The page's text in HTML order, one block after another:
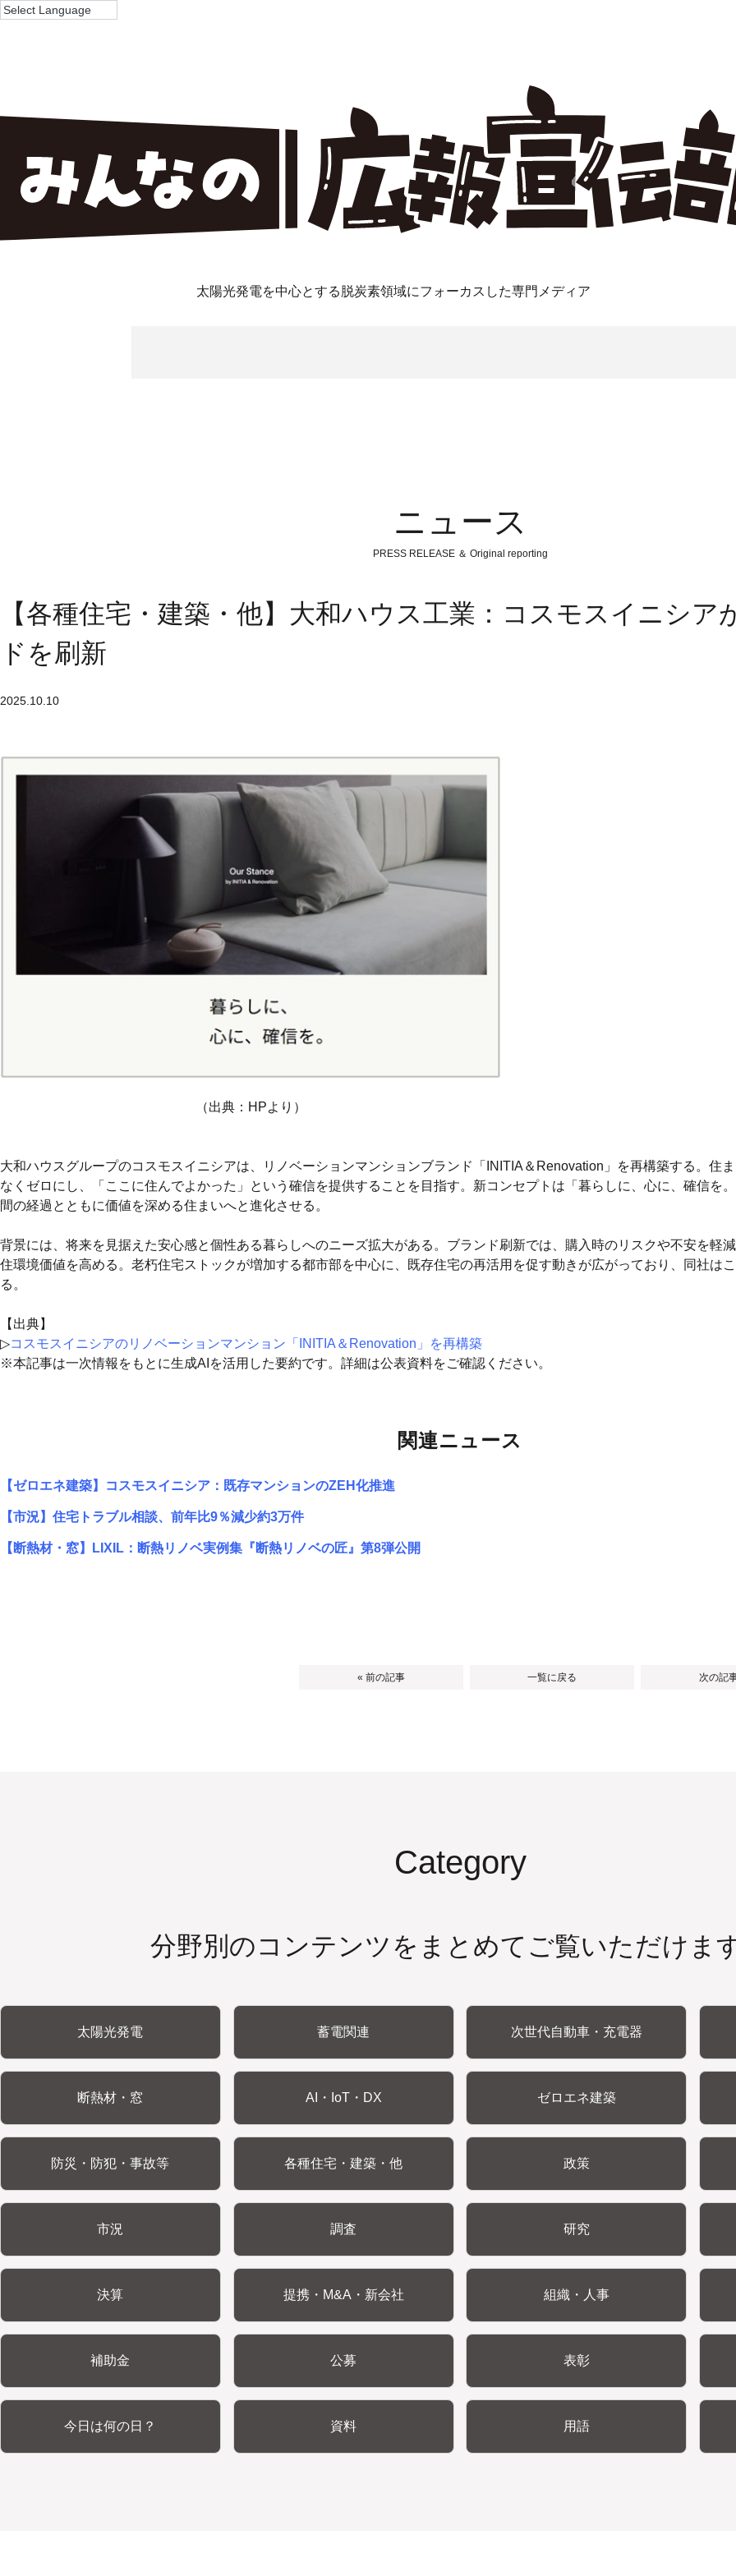
太陽光発電を中心とする脱炭素領域にフォーカスした専門メディア
ニュース
PRESS RELEASE ＆ Original reporting
【各種住宅・建築・他】大和ハウス工業：コスモスイニシア
ドを刷新
2025.10.10
（出典：HPより）
大和ハウスグループのコスモスイニシアは、リノベーションマンションブランド「INITIA＆Renovation」を再構築する。住
なくゼロにし、「ここに住んでよかった」という確信を提供することを目指す。新コンセプトは「暮らしに、心に、確信を
間の経過とともに価値を深める住まいへと進化させる。
背景には、将来を見据えた安心感と個性ある暮らしへのニーズ拡大がある。ブランド刷新では、購入時のリスクや不安を軽
住環境価値を高める。老朽住宅ストックが増加する都市部を中心に、既存住宅の再活用を促す動きが広がっており、同社は
る。
【出典】
▷コスモスイニシアのリノベーションマンション「INITIA＆Renovation」を再構築
※本記事は一次情報をもとに生成AIを活用した要約です。詳細は公表資料をご確認ください。
関連ニュース
【ゼロエネ建築】コスモスイニシア：既存マンションのZEH化推進
【市況】住宅トラブル相談、前年比9％減少約3万件
【断熱材・窓】LIXIL：断熱リノベ実例集『断熱リノベの匠』第8弾公開
« 前の記事 一覧に戻る 次の記
Category
分野別のコンテンツをまとめてご覧いただけま
太陽光発電 蓄電関連 次世代自動車・充電器
断熱材・窓 AI・IoT・DX ゼロエネ建築
防災・防犯・事故等 各種住宅・建築・他 政策
市況 調査 研究
決算 提携・M&A・新会社 組織・人事
補助金 公募 表彰
今日は何の日？ 資料 用語